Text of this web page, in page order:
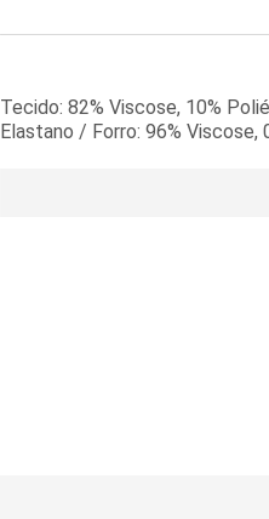
Tecido: 82% Viscose, 10%
Elastano / Forro: 96% Viscose,